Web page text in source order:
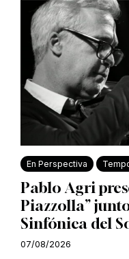
En Perspectiva
Pablo Agri
Piazzolla”
Sinfónica del
07/08/2026